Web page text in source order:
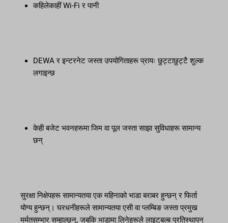
कहिलेकाहीं Wi-Fi र पानी
DEWA र इन्टरनेट जस्ता उपयोगिताहरू प्रायः छुट्टाछुट्टै शुल्क
लगाइन्छ
केही बजेट भवनहरूमा जिम वा पूल जस्ता साझा सुविधाहरू सामान्य
छन्
सुरक्षा निक्षेपहरू सामान्यतया एक महिनाको भाडा बराबर हुन्छन् र फिर्ता
योग्य हुन्छन्। घरधनीहरूले सामान्यतया एसी वा प्लम्बिङ जस्ता प्रमुख
मर्मतसम्भार सम्हाल्छन्, जबकि भाडामा लिनेहरूले लाइटबल्ब प्रतिस्थापन